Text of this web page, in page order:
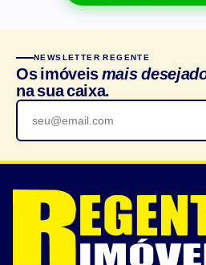
NEWSLETTER REGENTE
Os imóveismais
na sua caixa.